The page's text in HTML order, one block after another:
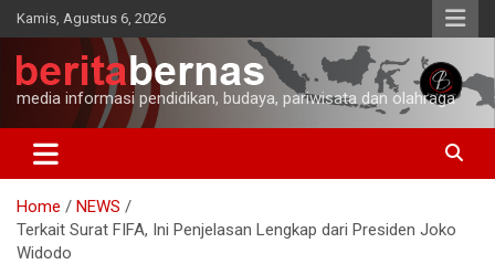
Skip
to
content
Kamis, Agustus 6, 2026
media informasi pendidikan, budaya, pariwisata dan olahraga
Home
NEWS
Terkait Surat FIFA, Ini Penjelasan Lengkap dari Presiden Joko
Widodo